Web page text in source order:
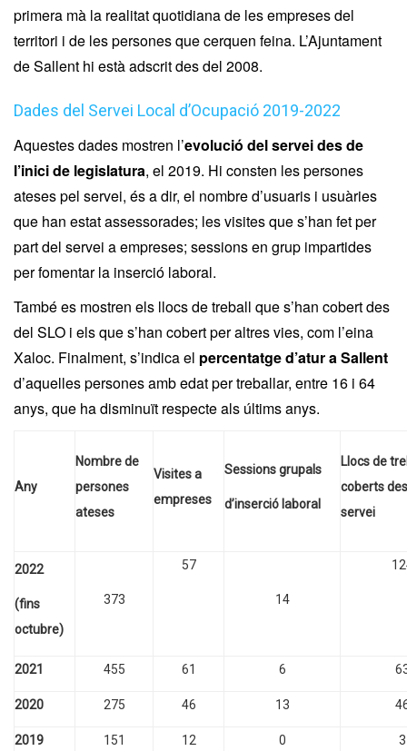
primera mà la realitat quotidiana de les empreses del
territori i de les persones que cerquen feina. L’Ajuntament
de Sallent hi està adscrit des del 2008.
Dades del Servei Local d’Ocupació 2019-2022
Aquestes dades mostren l’evolució del servei des de
l’inici de legislatura, el 2019. Hi consten les persones
ateses pel servei, és a dir, el nombre d’usuaris i usuàries
que han estat assessorades; les visites que s’han fet per
part del servei a empreses; sessions en grup impartides
per fomentar la inserció laboral.
També es mostren els llocs de treball que s’han cobert des
del SLO i els que s’han cobert per altres vies, com l’eina
Xaloc. Finalment, s’indica el percentatge d’atur a Sallent
d’aquelles persones amb edat per treballar, entre 16 i 64
anys, que ha disminuït respecte als últims anys.
Any
Nombre de
persones
ateses
Visites a
empreses
Sessions grupals
d’inserció laboral
Llocs de
coberts
servei
2022
(fins
octubre)
373
57
14
2021 455 61 6
2020 275 46 13
2019 151 12 0 3